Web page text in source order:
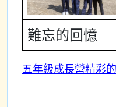
難忘的回憶
五年級成長營精彩